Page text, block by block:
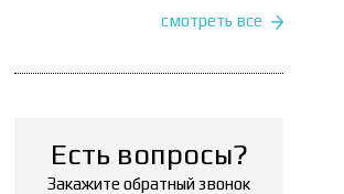
смотреть все
Есть вопросы?
Закажите обратный звонок